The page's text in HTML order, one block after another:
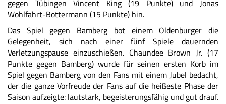
gegen Tübingen Vincent King (19 Punkte) und Jonas
Wohlfahrt-Bottermann (15 Punkte) hin.
Das Spiel gegen Bamberg bot einem Oldenburger die
Gelegenheit, sich nach einer fünf Spiele dauernden
Verletzungspause einzuschießen. Chaundee Brown Jr. (17
Punkte gegen Bamberg) wurde für seinen ersten Korb im
Spiel gegen Bamberg von den Fans mit einem Jubel bedacht,
der die ganze Vorfreude der Fans auf die heißeste Phase der
Saison aufzeigte: lautstark, begeisterungsfähig und gut drauf.